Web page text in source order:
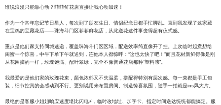
谁说浪漫只能靠心动？菲菲鲜花店直接让我心动加速！
作为一个常年忘记节日星人，每次到了朋友生日、情侣纪念日都手忙脚乱。直到我发现了这家藏
在宝鸡的宝藏花店——珠海斗门区菲菲鲜花店，从此送花这件事变得超有仪式感。
重点是他们家支持同城速递，覆盖珠海斗门区区域，配送效率简直像开了挂。上次临时起意想给
闺蜜一个惊喜，中午下单下午就送到，连她本人都惊呼：“这也太快了吧！”而且花材新鲜得像是刚
从花园摘的一样，玫瑰饱满、配叶翠绿，完全不像普通花店那种“塑料感”。
我最爱的是他们家的玫瑰花束，颜色浓郁又不失温柔，搭配得特别有层次感。每一束都是手工包
装，细节控真的会感动到不行。更别说用来布置房间、制造惊喜氛围，随手一拍就是ins风大片。
最绝的是客服小姐姐响应速度堪比闪电⚡️，临时改地址、加字卡、指定时间送达统统都能搞定。服